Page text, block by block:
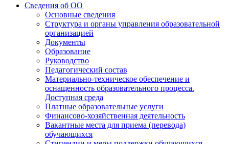
Сведения об ОО
Основные сведения
Структура и органы управления образовательной
организацией
Документы
Образование
Руководство
Педагогический состав
Материально-техническое обеспечение и
оснащенность образовательного процесса.
Доступная среда
Платные образовательные услуги
Финансово-хозяйственная деятельность
Вакантные места для приема (перевода)
обучающихся